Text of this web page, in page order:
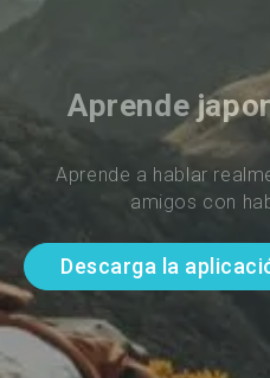
Aprende
Aprende a hablar
amigos con
Descarga la